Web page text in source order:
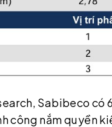
Sabibeco
công nắm quyền